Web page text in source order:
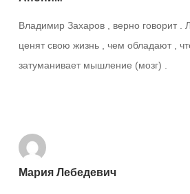
Владимир Захаров , верно говорит
ценят свою жизнь , чем обладают ,
затуманивает мышление (мозг) .
Мария Лебедевич